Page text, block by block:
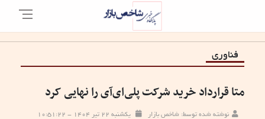
فناوری
متا قرارداد خرید شرکت پلی‌ای‌آی را نهایی کرد
نوشته شده توسط: شاخص بازار یکشنبه ۲۲ تیر ۱۴۰۴ - ۱۰:۵۱:۲۲